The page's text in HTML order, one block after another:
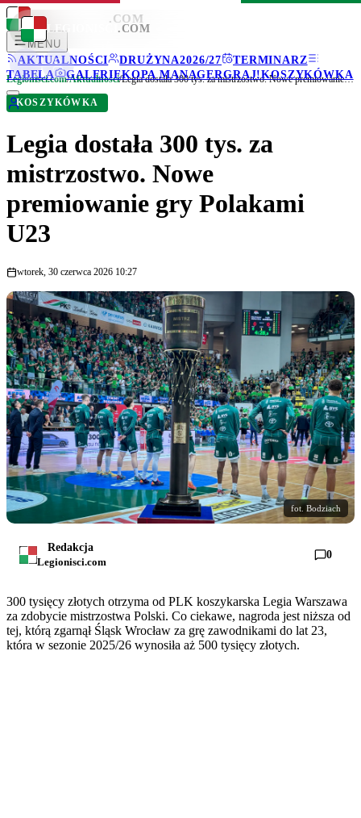
LEGIONISCI .COM
MENU
AKTUALNOŚCI
DRUŻYNA2026/27
TERMINARZ
TABELA
GALERIEKOPA MANAGERGRAJ!KOSZYKÓWKA
LEGIONISCI .COM
Legionisci.com/Aktualności/ Legia dostała 300 tys. za mistrzostwo. Nowe premiowanie gry Polakami U23
KOSZYKÓWKA
Legia dostała 300 tys. za
mistrzostwo. Nowe
premiowanie gry Polakami
U23
wtorek, 30 czerwca 2026 10:27
fot. Bodziach
Redakcja
Legionisci.com
0
300 tysięcy złotych otrzyma od PLK koszykarska Legia Warszawa
za zdobycie mistrzostwa Polski. Co ciekawe, nagroda jest niższa od
tej, którą zgarnął Śląsk Wrocław za grę zawodnikami do lat 23,
która w sezonie 2025/26 wynosiła aż 500 tysięcy złotych.